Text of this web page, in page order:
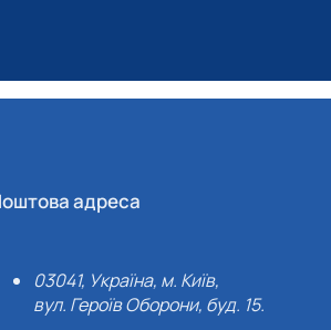
адреса
03041, Україна, м. Київ,
вул. Героїв Оборони, буд. 15.